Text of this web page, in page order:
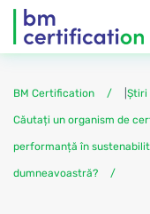
BM Certification Știri
Căutați un organism de
performanță în
dumneavoastră?